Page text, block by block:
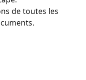
de toutes les